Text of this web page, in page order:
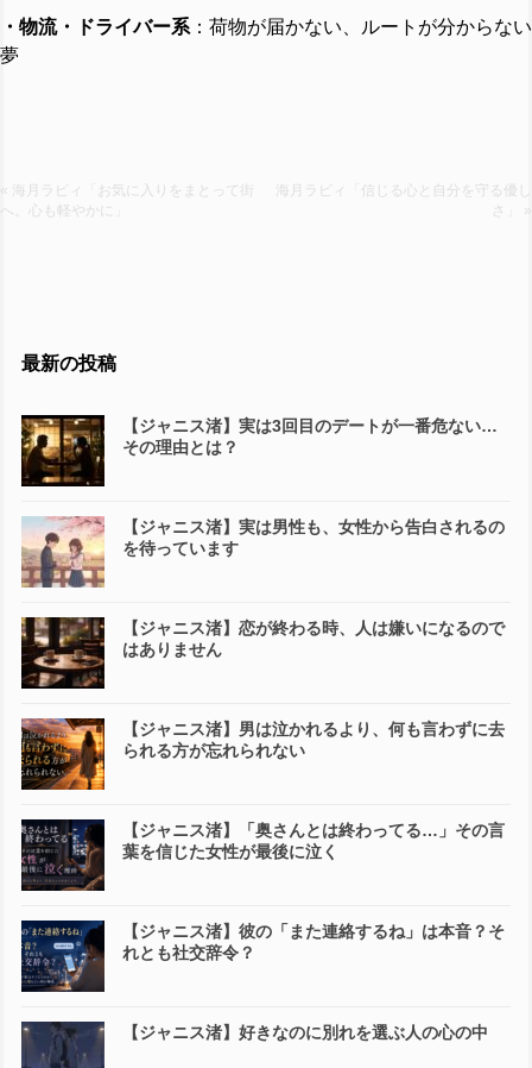
・物流・ドライバー系 ：荷物が届かない、ルートが分からない
夢
« 海月ラビィ「お気に入りをまとって街
へ。心も軽やかに」
海月ラビィ「信じる心と自分を守る優し
さ」 »
最新の投稿
【ジャニス渚】実は3回目のデートが一番危ない…
その理由とは？
【ジャニス渚】実は男性も、女性から告白されるの
を待っています
【ジャニス渚】恋が終わる時、人は嫌いになるので
はありません
【ジャニス渚】男は泣かれるより、何も言わずに去
られる方が忘れられない
【ジャニス渚】「奥さんとは終わってる…」その言
葉を信じた女性が最後に泣く
【ジャニス渚】彼の「また連絡するね」は本音？そ
れとも社交辞令？
【ジャニス渚】好きなのに別れを選ぶ人の心の中